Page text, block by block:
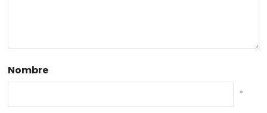
Nombre
*